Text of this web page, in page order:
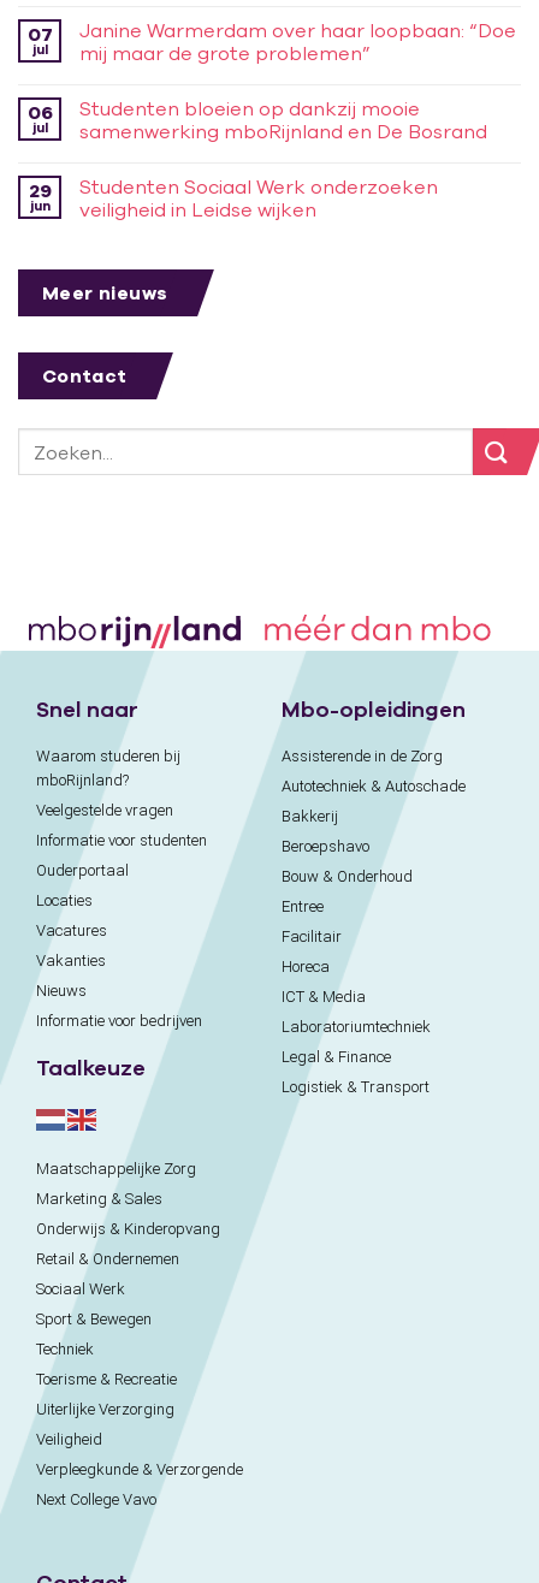
07
jul
Janine Warmerdam over haar loopbaan: “Doe
mij maar de grote problemen”
06
jul
Studenten bloeien op dankzij mooie
samenwerking mboRijnland en De Bosrand
29
jun
Studenten Sociaal Werk onderzoeken
veiligheid in Leidse wijken
Meer nieuws
Contact
Snel naar
Waarom studeren bij
mboRijnland?
Veelgestelde vragen
Informatie voor studenten
Ouderportaal
Locaties
Vacatures
Vakanties
Nieuws
Informatie voor bedrijven
Taalkeuze
Mbo-opleidingen
Assisterende in de Zorg
Autotechniek & Autoschade
Bakkerij
Beroepshavo
Bouw & Onderhoud
Entree
Facilitair
Horeca
ICT & Media
Laboratoriumtechniek
Legal & Finance
Logistiek & Transport
Maatschappelijke Zorg
Marketing & Sales
Onderwijs & Kinderopvang
Retail & Ondernemen
Sociaal Werk
Sport & Bewegen
Techniek
Toerisme & Recreatie
Uiterlijke Verzorging
Veiligheid
Verpleegkunde & Verzorgende
Next College Vavo